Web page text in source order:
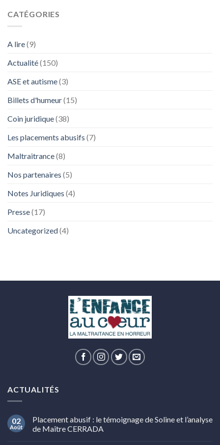
CATÉGORIES
A lire(9)
Actualité(150)
ASE et autisme(3)
Billets d'humeur(15)
Coin juridique(38)
Les placements abusifs (7)
Maltraitrance(8)
Nos partenaires (5)
Notes Juridiques (4)
Presse(17)
Uncategorized(4)
ACTUALITÉS
02
Août
Placement abusif : le témoignage de Soline et l’analyse
de Maître CERRADA